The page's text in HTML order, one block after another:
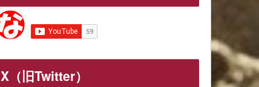
X（旧Twitter）